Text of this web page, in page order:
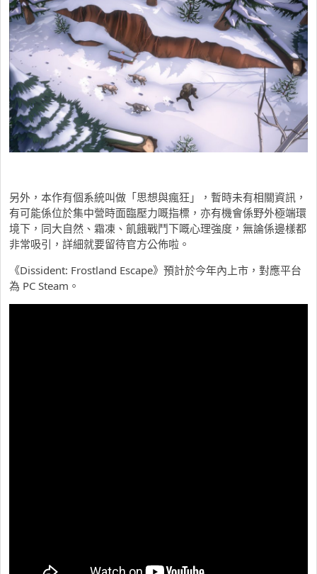
另外，本作有個系統叫做「思想與瘋狂」，暫時未有相關資訊，
有可能係位於集中營時面臨壓力嘅指標，亦有機會係野外極端環
境下，同大自然、霜凍、飢餓戰鬥下嘅心理強度，無論係邊樣都
非常吸引，詳細就要留待官方公佈啦。
《Dissident: Frostland Escape》預計於今年內上市，對應平台
為 PC Steam。